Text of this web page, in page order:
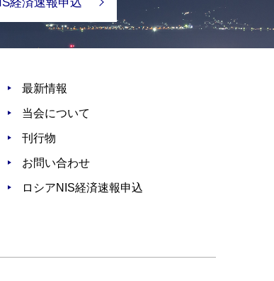
最新情報
当会について
刊行物
お問い合わせ
ロシアNIS経済速報申込